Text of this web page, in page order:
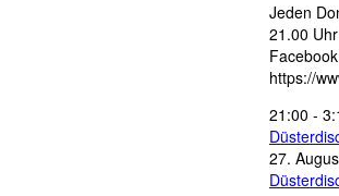
Jeden
21.00
https://
21:00 -
27.